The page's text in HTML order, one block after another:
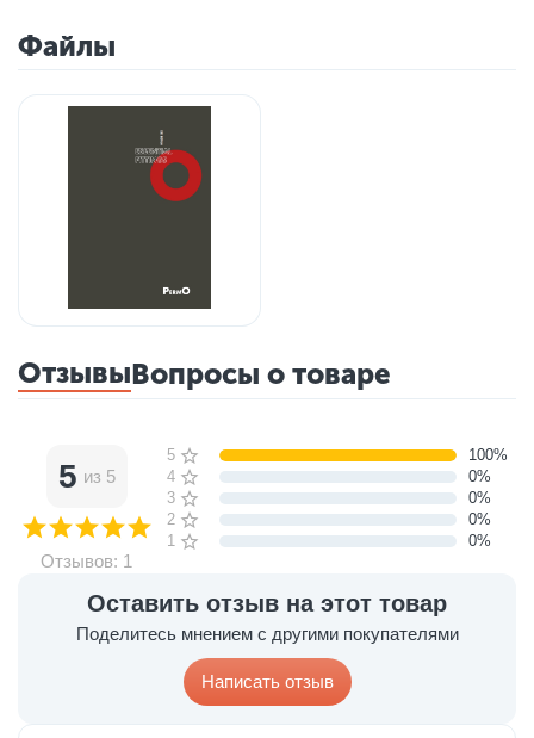
Файлы
ОтзывыВопросы о товаре
Оставить отзыв на этот товар
Поделитесь мнением с другими покупателями
Написать отзыв
5 из 5
Отзывов: 1
5 звёзд
100%
4 звезды
0%
3 звезды
0%
2 звезды
0%
1 звезда
0%